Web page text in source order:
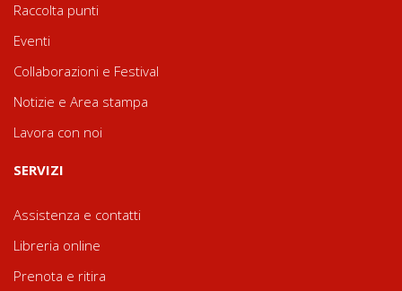
Raccolta punti
Eventi
Collaborazioni e Festival
Notizie e Area stampa
Lavora con noi
SERVIZI
Assistenza e contatti
Libreria online
Prenota e ritira